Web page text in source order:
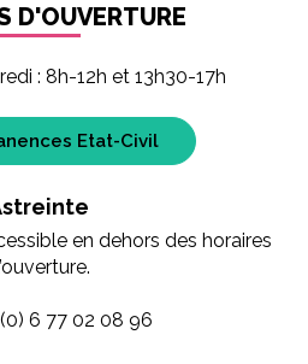
D'OUVERTURE
: 8h-12h et 13h30-17h
Etat-Civil
en dehors des horaires
6 77 02 08 96